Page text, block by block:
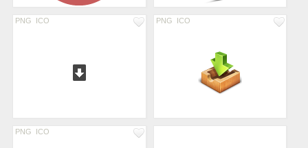
PNG ICO PNG ICO
PNG ICO